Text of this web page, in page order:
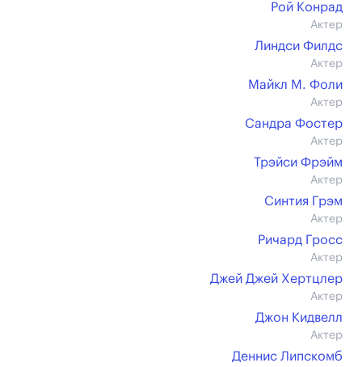
Рой Конрад
Актер
Линдси Филдс
Актер
Майкл М. Фоли
Актер
Сандра Фостер
Актер
Трэйси Фрэйм
Актер
Синтия Грэм
Актер
Ричард Гросс
Актер
Джей Джей Хертцлер
Актер
Джон Кидвелл
Актер
Деннис Липскомб